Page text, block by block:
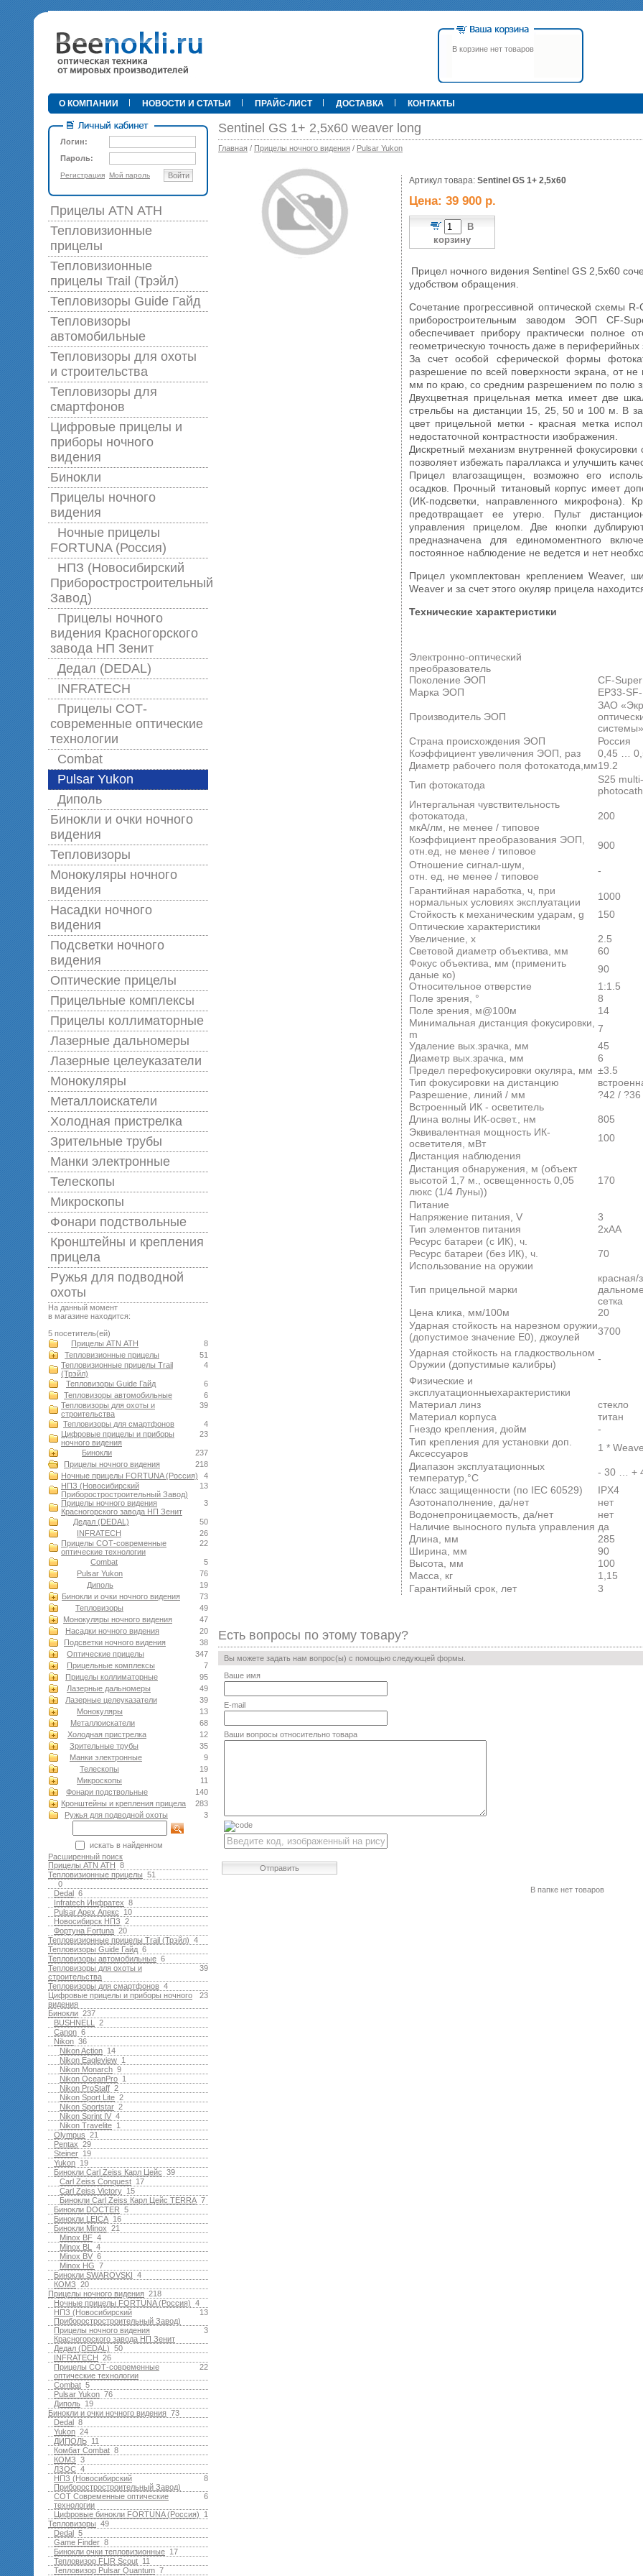
• В корзине нет товаров
89 000 р. 79 900 р.
Прицел ATN X-Sight-4k Pro,
3-14, день/ночь (до
600м/400м), трубка 30мм,
фото/видео, IOS/Android, до
6000Дж, 940гр.
395 000 р.
О КОМПАНИИ НОВОСТИ И СТАТЬИ ПРАЙС-ЛИСТ ДОСТАВКА КОНТАКТЫ
Логин:
Пароль:
Регистрация Мой пароль Войти
Прицелы ATN АТН
Тепловизионные
прицелы
Тепловизионные
прицелы Trail (Трэйл)
Тепловизоры Guide Гайд
Тепловизоры
автомобильные
Тепловизоры для охоты
и строительства
Тепловизоры для
смартфонов
Цифровые прицелы и
приборы ночного
видения
Бинокли
Прицелы ночного
видения
Ночные прицелы
FORTUNA (Россия)
НПЗ (Новосибирский
Приборостростроительный
Завод)
Прицелы ночного
видения Красногорского
завода НП Зенит
Дедал (DEDAL)
INFRATECH
Прицелы СОТ-
современные оптические
технологии
Combat
Pulsar Yukon
Диполь
Бинокли и очки ночного
видения
Тепловизоры
Монокуляры ночного
видения
Насадки ночного
видения
Подсветки ночного
видения
Оптические прицелы
Прицельные комплексы
Прицелы коллиматорные
Лазерные дальномеры
Лазерные целеуказатели
Монокуляры
Металлоискатели
Холодная пристрелка
Зрительные трубы
Манки электронные
Телескопы
Микроскопы
Фонари подствольные
Кронштейны и крепления
прицела
Ружья для подводной
оxоты
На данный момент
в магазине находится:
5 посетитель(ей)
8
Прицелы ATN АТН
51
Тепловизионные прицелы
4
Тепловизионные прицелы Trail
(Трэйл)
6
Тепловизоры Guide Гайд
6
Тепловизоры автомобильные
39
Тепловизоры для охоты и
строительства
4
Тепловизоры для смартфонов
23
Цифровые прицелы и приборы
ночного видения
237
Бинокли
218
Прицелы ночного видения
4
Ночные прицелы FORTUNA (Россия)
13
НПЗ (Новосибирский
Приборостростроительный Завод)
3
Прицелы ночного видения
Красногорского завода НП Зенит
50
Дедал (DEDAL)
26
INFRATECH
22
Прицелы СОТ-современные
оптические технологии
5
Combat
76
Pulsar Yukon
19
Диполь
73
Бинокли и очки ночного видения
49
Тепловизоры
47
Монокуляры ночного видения
20
Насадки ночного видения
38
Подсветки ночного видения
347
Оптические прицелы
7
Прицельные комплексы
95
Прицелы коллиматорные
49
Лазерные дальномеры
39
Лазерные целеуказатели
13
Монокуляры
68
Металлоискатели
12
Холодная пристрелка
35
Зрительные трубы
9
Манки электронные
19
Телескопы
11
Микроскопы
140
Фонари подствольные
283
Кронштейны и крепления прицела
3
Ружья для подводной оxоты
искать в найденном
Расширенный поиск
8
Прицелы ATN АТН
51
Тепловизионные прицелы
0
6
Dedal
8
Infratech Инфратех
10
Pulsar Apex Апекс
2
Новосибирск НПЗ
20
Фортуна Fortuna
4
Тепловизионные прицелы Trail (Трэйл)
6
Тепловизоры Guide Гайд
6
Тепловизоры автомобильные
39
Тепловизоры для охоты и
строительства
4
Тепловизоры для смартфонов
23
Цифровые прицелы и приборы ночного
видения
237
Бинокли
2
BUSHNELL
6
Canon
36
Nikon
14
Nikon Action
1
Nikon Eagleview
9
Nikon Monarch
1
Nikon OceanPro
2
Nikon ProStaff
2
Nikon Sport Lite
2
Nikon Sportstar
4
Nikon Sprint IV
1
Nikon Travelite
21
Olympus
29
Pentax
19
Steiner
19
Yukon
39
Бинокли Carl Zeiss Карл Цейс
17
Carl Zeiss Conquest
15
Carl Zeiss Victory
7
Бинокли Carl Zeiss Карл Цейс TERRA
5
Бинокли DOCTER
16
Бинокли LEICA
21
Бинокли Minox
4
Minox BF
4
Minox BL
6
Minox BV
7
Minox HG
4
Бинокли SWAROVSKI
20
КОМЗ
218
Прицелы ночного видения
4
Ночные прицелы FORTUNA (Россия)
13
НПЗ (Новосибирский
Приборостростроительный Завод)
3
Прицелы ночного видения
Красногорского завода НП Зенит
50
Дедал (DEDAL)
26
INFRATECH
22
Прицелы СОТ-современные
оптические технологии
5
Combat
76
Pulsar Yukon
19
Диполь
73
Бинокли и очки ночного видения
8
Dedal
24
Yukon
11
ДИПОЛЬ
8
Комбат Combat
3
КОМЗ
4
ЛЗОС
8
НПЗ (Новосибирский
Приборостростроительный Завод)
6
СОТ Современные оптические
технологии
1
Цифровые бинокли FORTUNA (Россия)
49
Тепловизоры
5
Dedal
8
Game Finder
17
Бинокли очки тепловизионные
11
Тепловизор FLIR Scout
7
Тепловизор Pulsar Quantum
Sentinel GS 1+ 2,5x60 weaver long
Главная / Прицелы ночного видения / Pulsar Yukon
Артикул товара: Sentinel GS 1+ 2,5x60
Цена: 39 900 р.
В
корзину
Прицел ночного видения Sentinel GS 2,5x60
удобством обращения.
Сочетание прогрессивной оптической схемы
приборостроительным заводом ЭОП CF-
обеспечивает прибору практически полное
геометрическую точность даже в
За счет особой сферической формы
разрешение по всей поверхности экрана, от
мм по краю, со средним разрешением по полю
Двухцветная прицельная метка имеет две
стрельбы на дистанции 15, 25, 50 и 100 м. В
цвет прицельной метки - красная метка
недостаточной контрастности изображения.
Дискретный механизм внутренней
позволяет избежать параллакса и улучшить
Прицел влагозащищен, возможно его
осадков. Прочный титановый корпус имеет
(ИК-подсветки, направленного микрофона).
предотвращает ее утерю. Пульт
управления прицелом. Две кнопки
предназначена для единомоментного
постоянное наблюдение не ведется и нет
Прицел укомплектован креплением Weaver,
Weaver и за счет этого окуляр прицела
Технические характеристики
Электронно-оптический
преобразователь
Поколение ЭОП
CF-
Марка ЭОП
EP33-
Производитель ЭОП
ЗАО
системы»
Страна происхождения ЭОП
Россия
Коэффициент увеличения ЭОП, раз
0,45 …
Диаметр рабочего поля фотокатода,мм19.2
Тип фотокатода
S25
Интергальная чувствительность
фотокатода,
мкА/лм, не менее / типовое
200
Коэффициент преобразования ЭОП,
отн.ед, не менее / типовое
900
Отношение сигнал-шум,
отн. ед, не менее / типовое
-
Гарантийная наработка, ч, при
нормальных условиях эксплуатации
1000
Стойкость к механическим ударам, g
150
Оптические характеристики
Увеличение, x
2.5
Световой диаметр объектива, мм
60
Фокус объектива, мм (применить
даные ко)
90
Относительное отверстие
1:1.5
Поле зрения, °
8
Поле зрения, м@100м
14
Минимальная дистанция фокусировки,
m
7
Удаление вых.зрачка, мм
45
Диаметр вых.зрачка, мм
6
Предел перефокусировки окуляра, мм ±3.5
Тип фокусировки на дистанцию
Разрешение, линий / мм
?42 / ?36
Встроенный ИК - осветитель
Длина волны ИК-освет., нм
805
Эквивалентная мощность ИК-
осветителя, мВт
100
Дистанция наблюдения
Дистанция обнаружения, м (объект
высотой 1,7 м., освещенность 0,05
люкс (1/4 Луны))
170
Питание
Напряжение питания, V
3
Тип элементов питания
2xAA
Ресурс батареи (с ИК), ч.
Ресурс батареи (без ИК), ч.
70
Использование на оружии
Тип прицельной марки
красная/
сетка
Цена клика, мм/100м
20
Ударная стойкость на нарезном оружии
(допустимое значение E0), джоулей
3700
Ударная стойкость на гладкоствольном
Оружии (допустимые калибры)
-
Физические и
эксплуатационныехарактеристики
Материал линз
стекло
Материал корпуса
титан
Гнездо крепления, дюйм
-
Тип крепления для установки доп.
Аксессуаров
1 *
Диапазон эксплуатационных
температур,°С
- 30 … +
Класс защищенности (по IEC 60529)
IPX4
Азотонаполнение, да/нет
нет
Водонепроницаемость, да/нет
нет
Наличие выносного пульта управления да
Длина, мм
285
Ширина, мм
90
Высота, мм
100
Масса, кг
1,15
Гарантийный срок, лет
3
Есть вопросы по этому товару?
Вы можете задать нам вопрос(ы) с помощью следующей формы.
Ваше имя
E-mail
Ваши вопросы относительно товара
Отправить
В папке нет товаров